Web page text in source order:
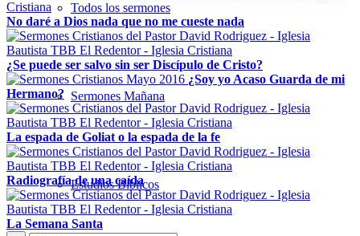
Todos los sermones
Sermones Mañana
Estudios Bíblicos
No daré a Dios nada que no me cueste nada
¿Se puede ser salvo sin ser Discípulo de Cristo?
¿Soy yo Acaso Guarda de mi
Hermano?
La espada de Goliat o la espada de la fe
Radiografía de una caída
La Semana Santa